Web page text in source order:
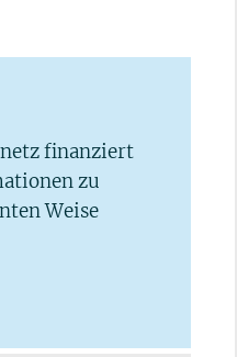
finanziert
zu
Weise